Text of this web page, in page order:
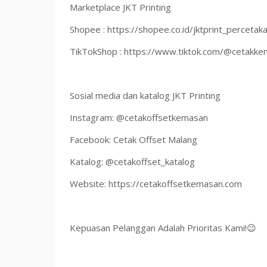
Marketplace JKT Printing
Shopee : https://shopee.co.id/
TikTokShop : https://www.tiktok.com/
Sosial media dan katalog JKT Printing
Instagram: @cetakoffsetkemasan
Facebook: Cetak Offset Malang
Katalog: @cetakoffset_katalog
Website: https://cetakoffsetkemasan.com
Kepuasan Pelanggan Adalah Prioritas Kami!😉